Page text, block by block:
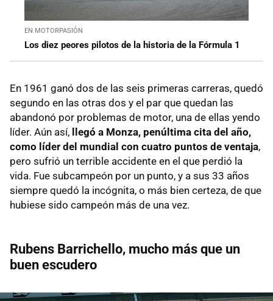
EN MOTORPASIÓN
Los diez peores pilotos de la historia de la Fórmula 1
En 1961 ganó dos de las seis primeras carreras, quedó
segundo en las otras dos y el par que quedan las
abandonó por problemas de motor, una de ellas yendo
líder. Aún así,
llegó a Monza, penúltima cita del año,
como líder del mundial con cuatro puntos de ventaja,
pero sufrió un terrible accidente en el que perdió la
vida. Fue subcampeón por un punto, y a sus 33 años
siempre quedó la incógnita, o más bien certeza, de que
hubiese sido campeón más de una vez.
Rubens Barrichello, mucho más que un
buen escudero